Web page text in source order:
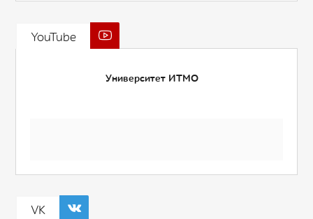
YouTube
Университет ИТМО
VK